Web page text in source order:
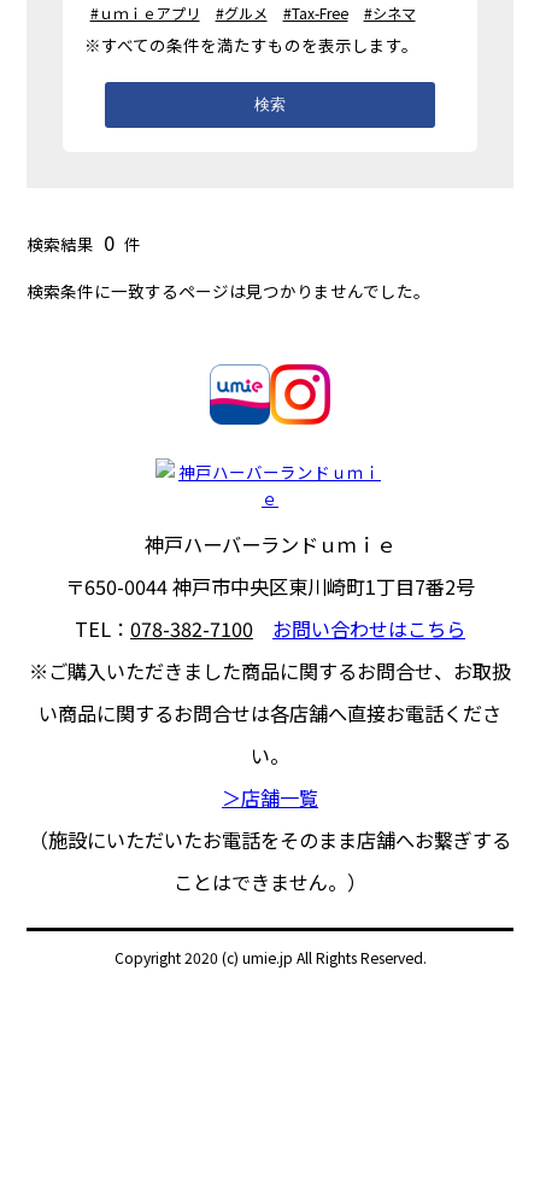
#ｕｍｉｅアプリ
#グルメ #Tax-Free #シネマ
※すべての条件を満たすものを表示します。
検索
検索結果 0 件
検索条件に一致するページは見つかりませんでした。
神戸ハーバーランドｕｍｉｅ
〒650-0044神戸市中央区東川崎町1丁目7番2号
TEL： 078-382-7100
お問い合わせはこちら
※ご購入いただきました商品に関するお問合せ、 お取扱
い商品に関するお問合せは各店舗へ直接お電話くださ
い。
＞店舗一覧
（施設にいただいたお電話をそのまま店舗へお繋ぎする
ことはできません。）
Copyright 2020 (c) umie.jp All Rights Reserved.